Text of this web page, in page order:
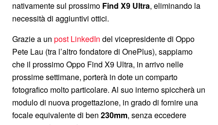
nativamente sul prossimo Find X9 Ultra, eliminando la
necessità di aggiuntivi ottici.
Grazie a un post LinkedIn del vicepresidente di Oppo
Pete Lau (tra l’altro fondatore di OnePlus), sappiamo
che il prossimo Oppo Find X9 Ultra, in arrivo nelle
prossime settimane, porterà in dote un comparto
fotografico molto particolare. Al suo interno spiccherà un
modulo di nuova progettazione, in grado di fornire una
focale equivalente di ben 230mm, senza eccedere